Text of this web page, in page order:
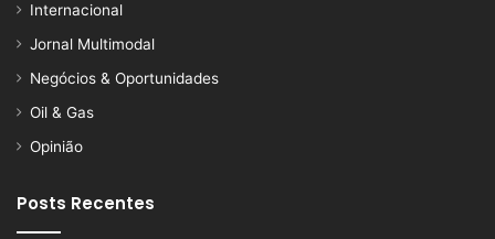
Internacional
Jornal Multimodal
Negócios & Oportunidades
Oil & Gas
Opinião
Posts Recentes